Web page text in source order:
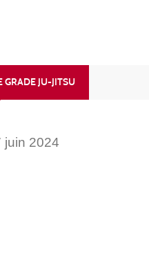
GRADE JU-JITSU
juin 2024